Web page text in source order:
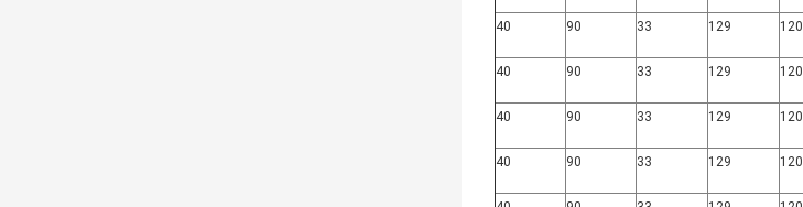
40 90 33 129 120
40 90 33 129 120
40 90 33 129 120
40 90 33 129 120